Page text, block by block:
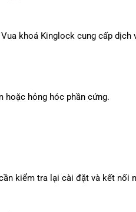
Vua khoá Kinglockcung cấp dịch
hoặc hỏng hóc phần cứng.
kiểm tra lại cài đặt và kết nối